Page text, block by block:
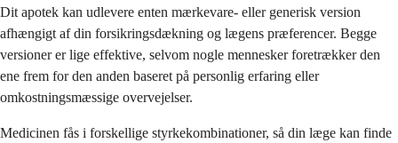
Dit apotek kan udlevere enten mærkevare- eller generisk version
afhængigt af din forsikringsdækning og lægens præferencer. Begge
versioner er lige effektive, selvom nogle mennesker foretrækker den
ene frem for den anden baseret på personlig erfaring eller
omkostningsmæssige overvejelser.
Medicinen fås i forskellige styrkekombinationer, så din læge kan finde